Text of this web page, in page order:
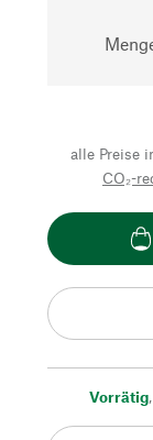
alle Preise
CO₂-
Vorrätig,